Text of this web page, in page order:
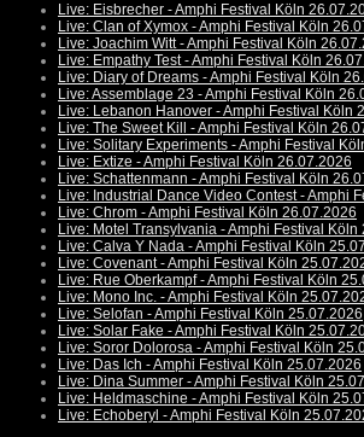
Live: Eisbrecher - Amphi Festival Köln
Live: Clan of Xymox - Amphi Festival Köln
Live: Joachim Witt - Amphi Festival Köln
Live: Empathy Test - Amphi Festival Köln
Live: Diary of Dreams - Amphi Festival Köln
Live: Assemblage 23 - Amphi Festival Köln
Live: Lebanon Hanover - Amphi Festival Köln
Live: The Sweet Kill - Amphi Festival Köln
Live: Solitary Experiments - Amphi Festival
Live: Extize - Amphi Festival Köln 26.07.2026
Live: Schattenmann - Amphi Festival Köln
Live: Industrial Dance Video Contest - Amphi
Live: Chrom - Amphi Festival Köln 26.07.2026
Live: Motel Transylvania - Amphi Festival Köln
Live: Calva Y Nada - Amphi Festival Köln
Live: Covenant - Amphi Festival Köln
Live: Rue Oberkampf - Amphi Festival Köln
Live: Mono Inc. - Amphi Festival Köln
Live: Selofan - Amphi Festival Köln 25.07.2026
Live: Solar Fake - Amphi Festival Köln
Live: Soror Dolorosa - Amphi Festival Köln
Live: Das Ich - Amphi Festival Köln 25.07.2026
Live: Dina Summer - Amphi Festival Köln
Live: Heldmaschine - Amphi Festival Köln
Live: Echoberyl - Amphi Festival Köln